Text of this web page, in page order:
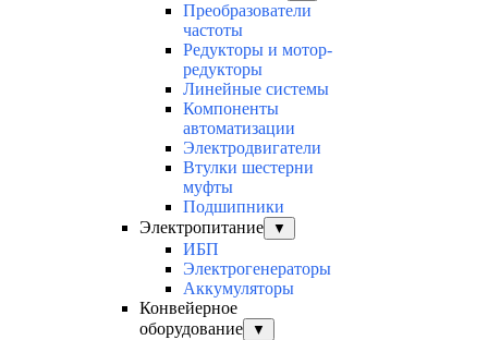
Преобразователи
частоты
Редукторы и мотор-
редукторы
Линейные системы
Компоненты
автоматизации
Электродвигатели
Втулки шестерни
муфты
Подшипники
Электропитание
▼
ИБП
Электрогенераторы
Аккумуляторы
Конвейерное
оборудование
▼